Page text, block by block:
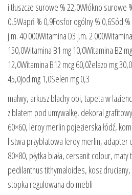
i tłuszcze surowe % 22,0Włókno surowe
0,5Wapń % 0,9Fosfor ogólny % 0,6Sód
j.m. 40 000Witamina D3 j.m. 2
150,0Witamina B1 mg 10,0Witamina B2
12,0Witamina B12 mcg 60,0Żelazo mg
45,0Jod mg 1,0Selen mg 0,3
malwy, arkusz blachy obi, tapeta w
z blatem pod umywalkę, dekoral
60×60, leroy merlin pojezierska łódź,
listwa przyblatowa leroy merlin, adapter
80×80, płytka biała, cersanit colour,
pedilanthus tithymaloides, kosz
stopka regulowana do mebli